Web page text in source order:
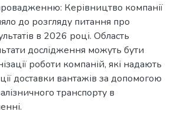
Керівництво компанії
до розгляду питання про
в 2026 році. Область
дослідження можуть бути
роботи компаній, які надають
доставки вантажів за допомогою
транспорту в